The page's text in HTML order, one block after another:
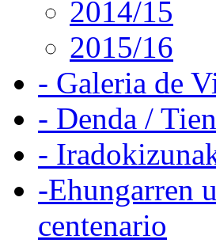
2014/15
2015/16
- Galeria de
- Denda /
-
-Ehungarren
centenario